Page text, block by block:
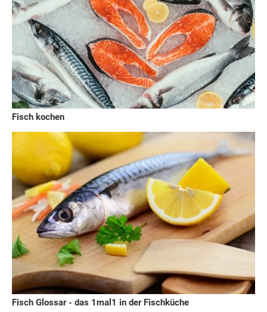
Fisch kochen
Fisch Glossar - das 1mal1 in der Fischküche